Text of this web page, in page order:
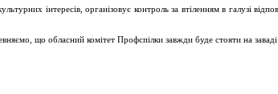
інтересів, організовує контроль за втіленням в галузі
що обласний комітет Профспілки завжди буде стояти на